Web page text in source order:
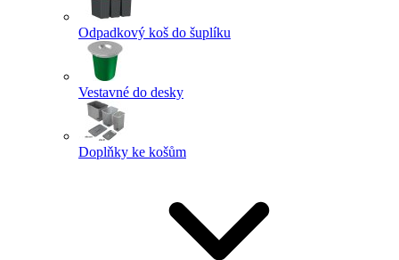
Odpadkový koš do šuplíku
Vestavné do desky
Doplňky ke košům